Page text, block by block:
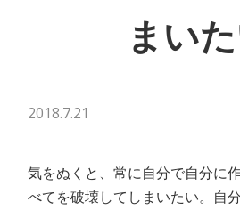
まい
2018.7.21
気をぬくと、常に自分で自分に
べてを破壊してしまいたい。自